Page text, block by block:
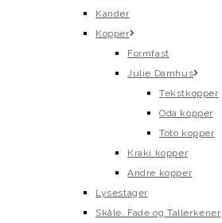
Kander
Kopper
Formfast
Julie Damhus
Tekstkopper
Oda kopper
Toto kopper
Kraki kopper
Andre kopper
Lysestager
Skåle, Fade og Tallerkener